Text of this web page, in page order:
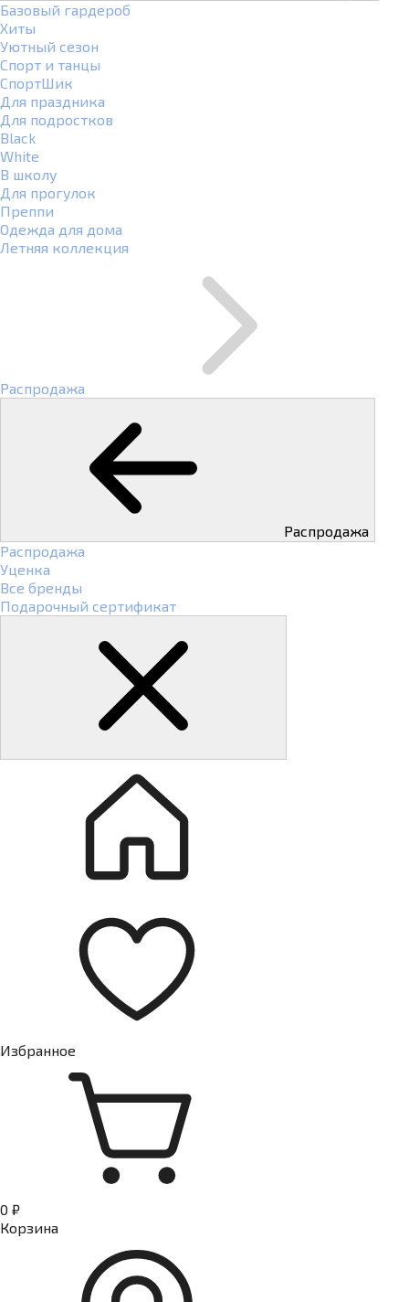
Базовый гардероб
Хиты
Уютный сезон
Спорт и танцы
СпортШик
Для праздника
Для подростков
Black
White
В школу
Для прогулок
Преппи
Одежда для дома
Летняя коллекция
Распродажа
Распродажа
Распродажа
Уценка
Все бренды
Подарочный сертификат
Избранное
0 ₽
Корзина